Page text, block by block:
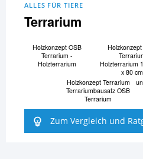
ALLES FÜR TIERE
Terrarium
Holzkonzept OSB
Terrarium -
Holzterrarium
Holzterrarium
x 80 cm
Holzkonzept Terrarium
Terrariumbausatz OSB
Terrarium
Zum Vergleich und